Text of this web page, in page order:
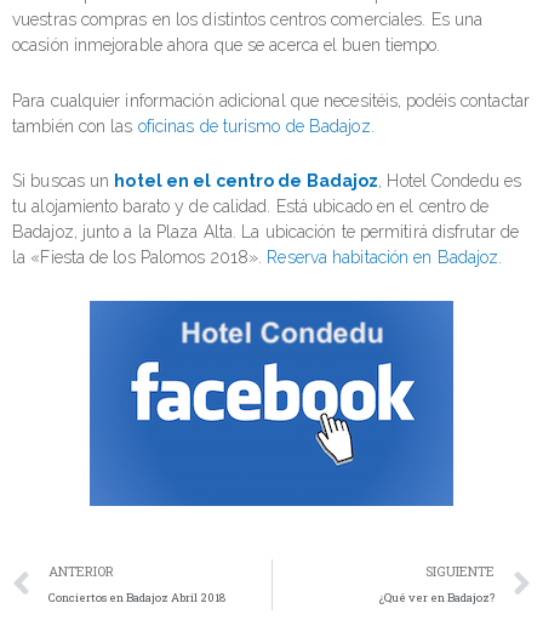
vuestras compras en los distintos centros comerciales. Es una
ocasión inmejorable ahora que se acerca el buen tiempo.
Para cualquier información adicional que necesitéis, podéis contactar
también con las oficinas de turismo de Badajoz.
Si buscas un hotel en el centro de Badajoz, Hotel Condedu es
tu alojamiento barato y de calidad. Está ubicado en el centro de
Badajoz, junto a la Plaza Alta. La ubicación te permitirá disfrutar de
la «Fiesta de los Palomos 2018». Reserva habitación en Badajoz.
ANTERIOR
Conciertos en Badajoz Abril 2018
SIGUIENTE
¿Qué ver en Badajoz?